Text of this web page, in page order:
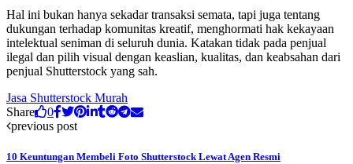
Hal ini bukan hanya sekadar transaksi semata, tapi juga tentang
dukungan terhadap komunitas kreatif, menghormati hak kekayaan
intelektual seniman di seluruh dunia. Katakan tidak pada penjual
ilegal dan pilih visual dengan keaslian, kualitas, dan keabsahan dari
penjual Shutterstock yang sah.
Jasa Shutterstock Murah
Share
0
previous post
10 Keuntungan Membeli Foto Shutterstock Lewat Agen Resmi